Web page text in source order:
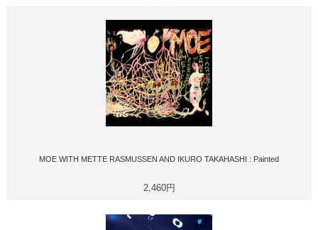
MOE WITH METTE RASMUSSEN AND IKURO TAKAHASHI : Painted
2,460円